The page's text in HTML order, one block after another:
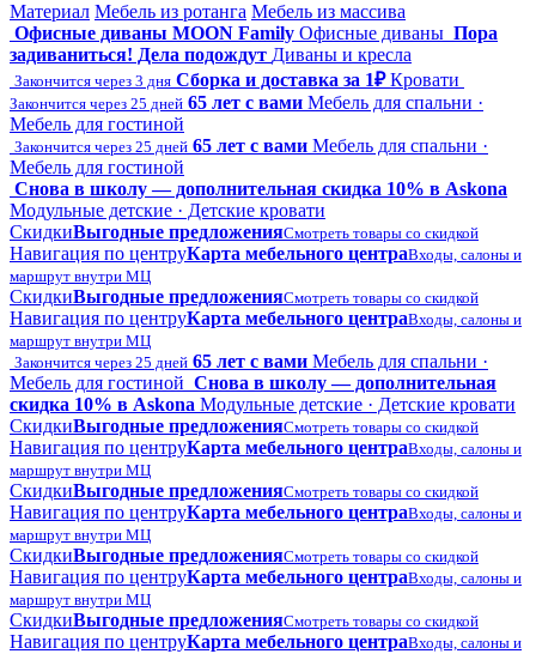
Материал Мебель из ротанга Мебель из массива
Офисные диваны MOON Family Офисные диваны Пора
задиваниться! Дела подождут Диваны и кресла
Закончится через 3 дня Сборка и доставка за 1₽ Кровати
Закончится через 25 дней 65 лет с вами Мебель для спальни ·
Мебель для гостиной
Закончится через 25 дней 65 лет с вами Мебель для спальни ·
Мебель для гостиной
Снова в школу — дополнительная скидка 10% в Askona
Модульные детские · Детские кровати
СкидкиВыгодные предложенияСмотреть товары со скидкой
Навигация по центруКарта мебельного центраВходы, салоны и
маршрут внутри МЦ
СкидкиВыгодные предложенияСмотреть товары со скидкой
Навигация по центруКарта мебельного центраВходы, салоны и
маршрут внутри МЦ
Закончится через 25 дней 65 лет с вами Мебель для спальни ·
Мебель для гостиной Снова в школу — дополнительная
скидка 10% в Askona Модульные детские · Детские кровати
СкидкиВыгодные предложенияСмотреть товары со скидкой
Навигация по центруКарта мебельного центраВходы, салоны и
маршрут внутри МЦ
СкидкиВыгодные предложенияСмотреть товары со скидкой
Навигация по центруКарта мебельного центраВходы, салоны и
маршрут внутри МЦ
СкидкиВыгодные предложенияСмотреть товары со скидкой
Навигация по центруКарта мебельного центраВходы, салоны и
маршрут внутри МЦ
СкидкиВыгодные предложенияСмотреть товары со скидкой
Навигация по центруКарта мебельного центраВходы, салоны и